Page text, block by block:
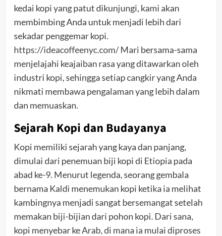
kedai kopi yang patut dikunjungi, kami akan
membimbing Anda untuk menjadi lebih dari
sekadar penggemar kopi.
https://ideacoffeenyc.com/Mari bersama-sama
menjelajahi keajaiban rasa yang ditawarkan oleh
industri kopi, sehingga setiap cangkir yang Anda
nikmati membawa pengalaman yang lebih dalam
dan memuaskan.
Sejarah Kopi dan Budayanya
Kopi memiliki sejarah yang kaya dan panjang,
dimulai dari penemuan biji kopi di Etiopia pada
abad ke-9. Menurut legenda, seorang gembala
bernama Kaldi menemukan kopi ketika ia melihat
kambingnya menjadi sangat bersemangat setelah
memakan biji-bijian dari pohon kopi. Dari sana,
kopi menyebar ke Arab, di mana ia mulai diproses